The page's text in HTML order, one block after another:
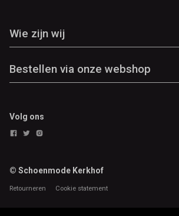
Wie zijn wij
Bestellen via onze webshop
Volg ons
© Schoenmode Kerkhof
Retourneren Cookie statement